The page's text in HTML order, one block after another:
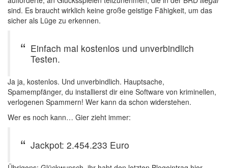
sind. Es braucht wirklich keine große geistige Fähigkeit, um das
sicher als Lüge zu erkennen.
Einfach mal kostenlos und unverbindlich
Testen.
Ja ja, kostenlos. Und unverbindlich. Hauptsache,
Spamempfänger, du installierst dir eine Software von kriminellen,
verlogenen Spammern! Wer kann da schon widerstehen.
Wer es noch kann… Gier zieht immer:
Jackpot: 2.454.233 Euro